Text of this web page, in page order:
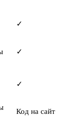
✓
✓
✓
Код на сайт